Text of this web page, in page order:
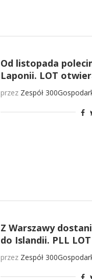
Od listopada
Laponii. LOT
przez Zespół
Z Warszawy
do Islandii. PLL
przez Zespół